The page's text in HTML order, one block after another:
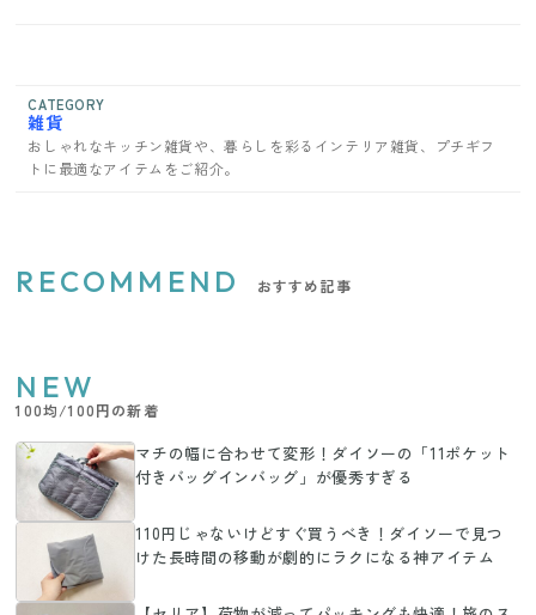
CATEGORY
雑貨
おしゃれなキッチン雑貨や、暮らしを彩るインテリア雑貨、プチギフ
トに最適なアイテムをご紹介。
RECOMMEND おすすめ記事
NEW
100均/100円の新着
マチの幅に合わせて変形！ダイソーの「11ポケット
付きバッグインバッグ」が優秀すぎる
110円じゃないけどすぐ買うべき！ダイソーで見つ
けた長時間の移動が劇的にラクになる神アイテム